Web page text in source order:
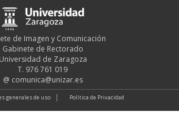
de Imagen y Comunicación
Gabinete de Rectorado
Universidad de Zaragoza
T. 976 761 019
@ comunica@unizar.es
generales de uso Política de Privacidad